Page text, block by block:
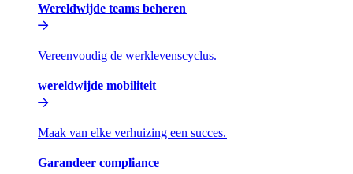
Wereldwijde teams beheren​​
Vereenvoudig de werklevenscyclus.​​
wereldwijde mobiliteit​​
Maak van elke verhuizing een succes.​​
Garandeer compliance​​